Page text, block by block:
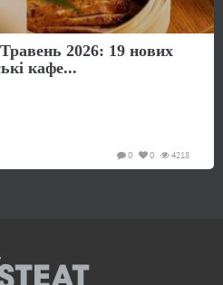
2026: 19 нових
кафе...
4218
0
0